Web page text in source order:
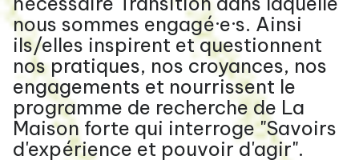
nous sommes engagé·e·s. Ainsi
ils/elles inspirent et questionnent
nos pratiques, nos croyances, nos
engagements et nourrissent le
programme de recherche de La
Maison forte qui interroge "Savoirs
d'expérience et pouvoir d'agir".